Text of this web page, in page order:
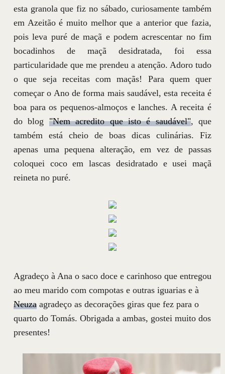
esta granola que fiz no sábado, curiosamente também
em Azeitão é muito melhor que a anterior que fazia,
pois leva puré de maçã e podem acrescentar no fim
bocadinhos de maçã desidratada, foi essa
particularidade que me prendeu a atenção. Adoro tudo
o que seja receitas com maçãs! Para quem quer
começar o Ano de forma mais saudável, esta receita é
boa para os pequenos-almoços e lanches. A receita é
do blog "Nem acredito que isto é saudável", que
também está cheio de boas dicas culinárias. Fiz
apenas uma pequena alteração, em vez de passas
coloquei coco em lascas desidratado e usei maçã
reineta no puré.
Agradeço à Ana o saco doce e carinhoso que entregou
ao meu marido com compotas e outras iguarias e à
Neuza agradeço as decorações giras que fez para o
quarto do Tomás. Obrigada a ambas, gostei muito dos
presentes!